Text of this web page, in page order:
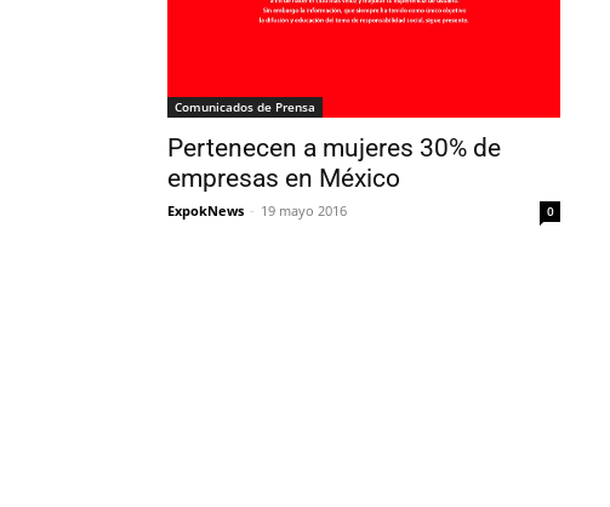
Comunicados de Prensa
Pertenecen a mujeres 30% de
empresas en México
ExpokNews - 19 mayo 2016 0